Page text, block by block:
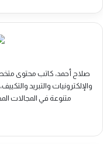
صلاح أحمد، كاتب محتوى
والإلكترونيات والتبريد
متنوعة في المجالات